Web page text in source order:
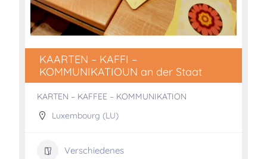
KAARTEN – KAFFI –
KOMMUNIKATIOUN an der Staat
KARTEN – KAFFEE – KOMMUNIKATION
Luxembourg (LU)
Verschiedenes